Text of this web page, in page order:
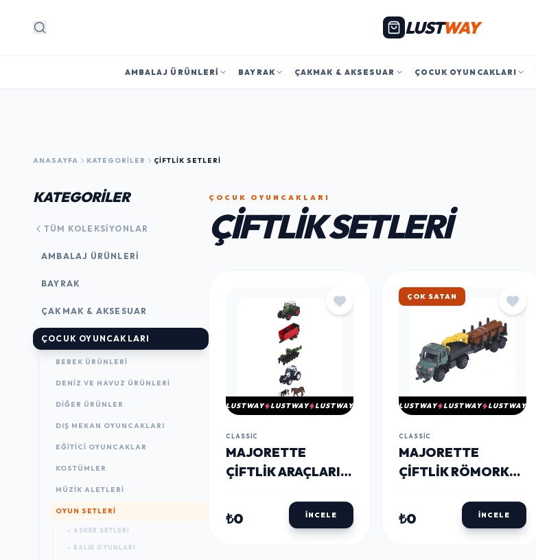
Arama LUSTWAY
AMBALAJ ÜRÜNLERI BAYRAK ÇAKMAK & AKSESUAR ÇOCUK OYUNCAKLARI
ANASAYFA KATEGORILER ÇIFTLIK SETLERI
KATEGORİLER
TÜM KOLEKSIYONLAR
AMBALAJ ÜRÜNLERI
BAYRAK
ÇAKMAK & AKSESUAR
ÇOCUK OYUNCAKLARI
BEBEK ÜRÜNLERI
DENIZ VE HAVUZ ÜRÜNLERI
DIĞER ÜRÜNLER
DIŞ MEKAN OYUNCAKLARI
EĞITICI OYUNCAKLAR
KOSTÜMLER
MÜZIK ALETLERI
OYUN SETLERI
- ASKER SETLERI
- BALIK OYUNLARI
ÇOCUK OYUNCAKLARI
ÇIFTLIK SETLERI
LUSTWAY LUSTWAY LUSTWAY
CLASSIC
MAJORETTE
ÇIFTLIK ARAÇLARI
₺0 İNCELE
ÇOK SATAN
LUSTWAY LUSTWAY LUSTWAY
CLASSIC
MAJORETTE
ÇIFTLIK RÖMORKU
₺0 İNCELE